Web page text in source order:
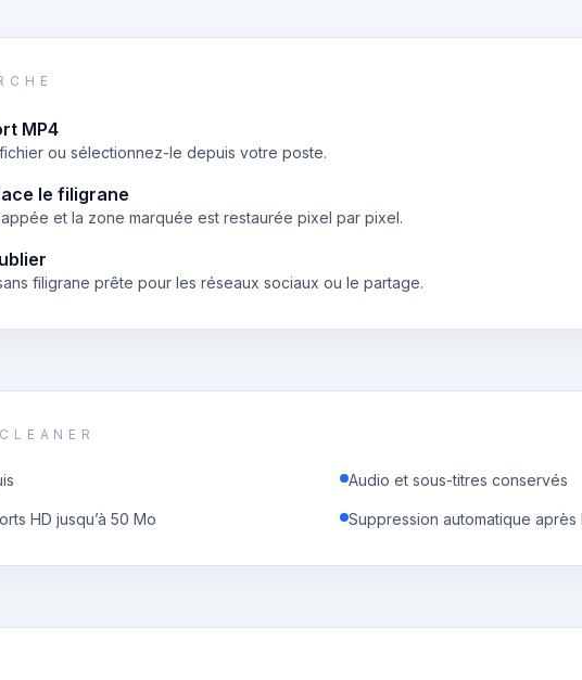
MP4
ou sélectionnez-le depuis votre poste.
le filigrane
et la zone marquée est restaurée pixel par pixel.
filigrane prête pour les réseaux sociaux ou le partage.
Audio et sous-titres conservés
HD jusqu’à 50 Mo Suppression automatique après